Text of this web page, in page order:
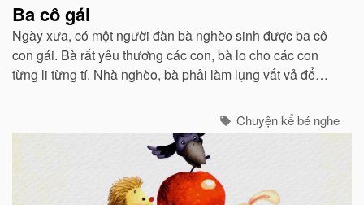
Ba cô gái
Ngày xưa, có một người đàn bà nghèo sinh được ba cô
con gái. Bà rất yêu thương các con, bà lo cho các con
từng li từng tí. Nhà nghèo, bà phải làm lụng vất vả để
Chuyện kể bé nghe